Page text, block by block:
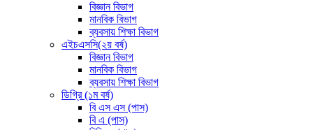
বিজ্ঞান বিভাগ
মানবিক বিভাগ
ব্যবসায় শিক্ষা বিভাগ
এইচএসসি(২য় বর্ষ)
বিজ্ঞান বিভাগ
মানবিক বিভাগ
ব্যবসায় শিক্ষা বিভাগ
ডিগ্রি (১ম বর্ষ)
বি এস এস (পাস)
বি এ (পাস)